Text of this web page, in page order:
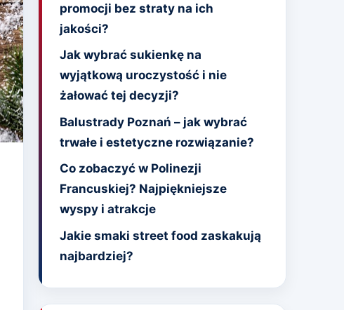
promocji bez straty na ich
jakości?
Jak wybrać sukienkę na
wyjątkową uroczystość i nie
żałować tej decyzji?
Balustrady Poznań – jak wybrać
trwałe i estetyczne rozwiązanie?
Co zobaczyć w Polinezji
Francuskiej? Najpiękniejsze
wyspy i atrakcje
Jakie smaki street food zaskakują
najbardziej?